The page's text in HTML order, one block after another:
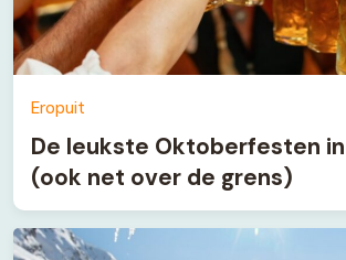
Eropuit
De leukste Oktoberfesten
(ook net over de grens)